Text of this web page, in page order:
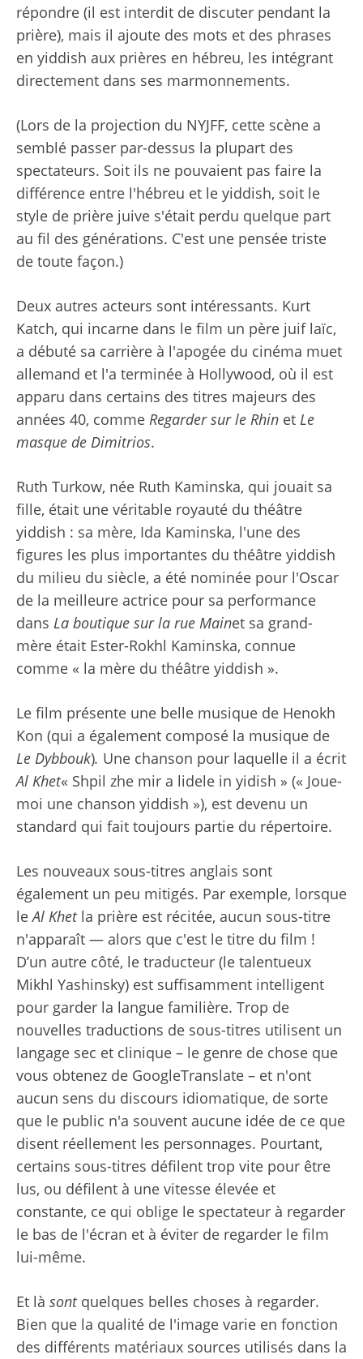
répondre (il est interdit de discuter pendant la
prière), mais il ajoute des mots et des phrases
en yiddish aux prières en hébreu, les intégrant
directement dans ses marmonnements.
(Lors de la projection du NYJFF, cette scène a
semblé passer par-dessus la plupart des
spectateurs. Soit ils ne pouvaient pas faire la
différence entre l'hébreu et le yiddish, soit le
style de prière juive s'était perdu quelque part
au fil des générations. C'est une pensée triste
de toute façon.)
Deux autres acteurs sont intéressants. Kurt
Katch, qui incarne dans le film un père juif laïc,
a débuté sa carrière à l'apogée du cinéma muet
allemand et l'a terminée à Hollywood, où il est
apparu dans certains des titres majeurs des
années 40, comme Regarder sur le Rhin et Le
masque de Dimitrios.
Ruth Turkow, née Ruth Kaminska, qui jouait sa
fille, était une véritable royauté du théâtre
yiddish : sa mère, Ida Kaminska, l'une des
figures les plus importantes du théâtre yiddish
du milieu du siècle, a été nominée pour l'Oscar
de la meilleure actrice pour sa performance
dans La boutique sur la rue Mainet sa grand-
mère était Ester-Rokhl Kaminska, connue
comme « la mère du théâtre yiddish ».
Le film présente une belle musique de Henokh
Kon (qui a également composé la musique de
Le Dybbouk). Une chanson pour laquelle il a écrit
Al Khet« Shpil zhe mir a lidele in yidish » (« Joue-
moi une chanson yiddish »), est devenu un
standard qui fait toujours partie du répertoire.
Les nouveaux sous-titres anglais sont
également un peu mitigés. Par exemple, lorsque
leAl Khetla prière est récitée, aucun sous-titre
n'apparaît — alors que c'est le titre du film !
D’un autre côté, le traducteur (le talentueux
Mikhl Yashinsky) est suffisamment intelligent
pour garder la langue familière. Trop de
nouvelles traductions de sous-titres utilisent un
langage sec et clinique – le genre de chose que
vous obtenez de GoogleTranslate – et n'ont
aucun sens du discours idiomatique, de sorte
que le public n'a souvent aucune idée de ce que
disent réellement les personnages. Pourtant,
certains sous-titres défilent trop vite pour être
lus, ou défilent à une vitesse élevée et
constante, ce qui oblige le spectateur à regarder
le bas de l'écran et à éviter de regarder le film
lui-même.
Et là sontquelques belles choses à regarder.
Bien que la qualité de l'image varie en fonction
des différents matériaux sources utilisés dans la